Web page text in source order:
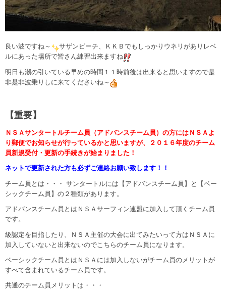
良い波ですね～
サザンビーチ、ＫＫＢでもしっかりウネリがありレベ
ルにあった場所で皆さん練習出来ますね
明日も潮の引いている早めの時間１１時前後は出来ると思いますので是
非是非波乗りしに来てくださいね～
【重要】
ＮＳＡサンタートルチーム員（アドバンスチーム員）の方にはＮＳＡよ
り郵便でお知らせが行っているかと思いますが、２０１６年度のチーム
員新規受付・更新の手続きが始まりました！
ネットで更新された方も必ずご連絡お願い致します！！
チーム員とは・・・ サンタートルには【アドバンスチーム員】と【ベー
シックチーム員】の２種類があります。
アドバンスチーム員とはＮＳＡサーフィン連盟に加入して頂くチーム員
です。
級認定を目指したり、ＮＳＡ主催の大会に出てみたいって方はＮＳＡに
加入していないと出来ないのでこちらのチーム員になります。
ベーシックチーム員とはＮＳＡには加入しないがチーム員のメリットが
すべて含まれているチーム員です。
共通のチーム員メリットは・・・